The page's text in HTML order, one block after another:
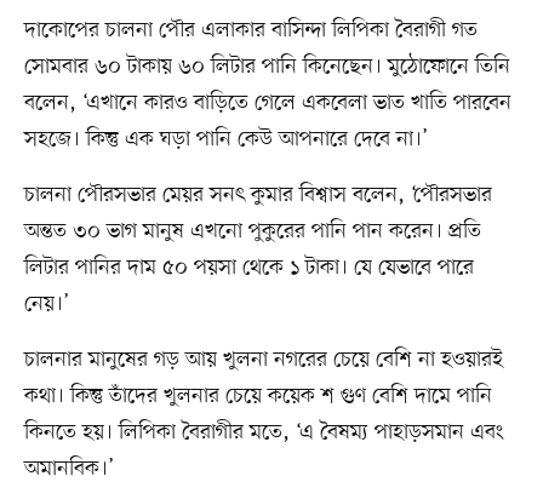
দাকোপের চালনা পৌর এলাকার বাসিন্দা লিপিকা বৈরাগী গত
সোমবার ৬০ টাকায় ৬০ লিটার পানি কিনেছেন। মুঠোফোনে তিনি
বলেন, ‘এখানে কারও বাড়িতে গেলে একবেলা ভাত খাতি পারবেন
সহজে। কিন্তু এক ঘড়া পানি কেউ আপনারে দেবে না।’
চালনা পৌরসভার মেয়র সনৎ কুমার বিশ্বাস বলেন, ‘পৌরসভার
অন্তত ৩০ ভাগ মানুষ এখনো পুকুরের পানি পান করেন। প্রতি
লিটার পানির দাম ৫০ পয়সা থেকে ১ টাকা। যে যেভাবে পারে
নেয়।’
চালনার মানুষের গড় আয় খুলনা নগরের চেয়ে বেশি না হওয়ারই
কথা। কিন্তু তাঁদের খুলনার চেয়ে কয়েক শ গুণ বেশি দামে পানি
কিনতে হয়। লিপিকা বৈরাগীর মতে, ‘এ বৈষম্য পাহাড়সমান এবং
অমানবিক।’